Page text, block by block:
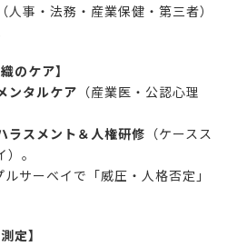
（人事・法務・産業保健・第三者）
のケア】
ンタルケア （産業医・公認心理
ラスメント＆人権研修 （ケースス
。
ルサーベイで「威圧・人格否定」
定】